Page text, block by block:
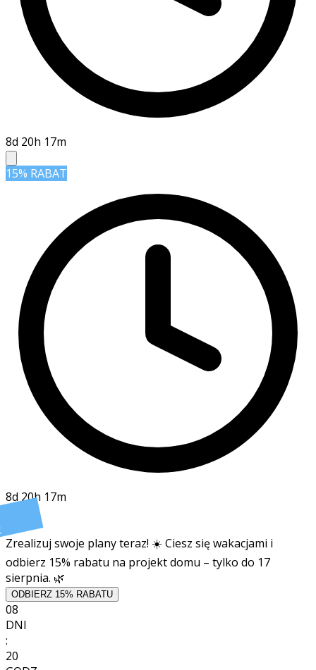
8d 20h 17m
15% RABAT
8d 20h 17m
Zrealizuj swoje plany teraz! ☀️ Ciesz się wakacjami i
odbierz 15% rabatu na projekt domu – tylko do 17
sierpnia. 🌿
ODBIERZ 15% RABATU
08
DNI
:
20